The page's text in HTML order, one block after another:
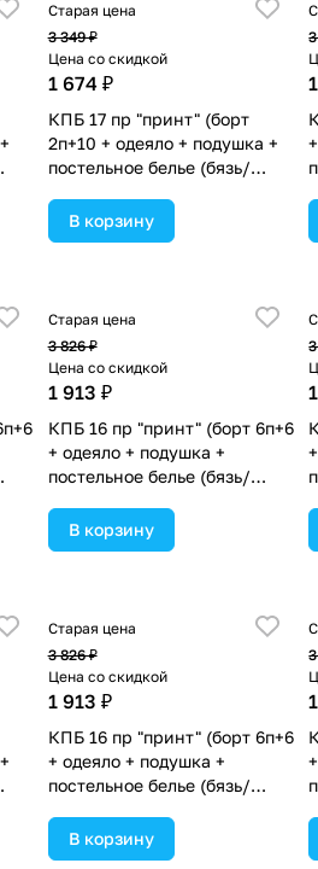
Старая цена
3 349 ₽
Цена со скидкой
1 674 ₽
КПБ 17 пр "принт" (борт
2п+10 + одеяло + подушка +
постельное белье (бязь/
(№П207_2а10бб_11) цвета в
ассортименте.
В корзину
Старая цена
3 826 ₽
Цена со скидкой
1 913 ₽
КПБ 16 пр "принт" (борт 6п+6
+ одеяло + подушка +
постельное белье (бязь/
ассортименте.
В корзину
Старая цена
3 826 ₽
Цена со скидкой
1 913 ₽
КПБ 16 пр "принт" (борт 6п+6
+ одеяло + подушка +
постельное белье (бязь/
в ассортименте.
В корзину